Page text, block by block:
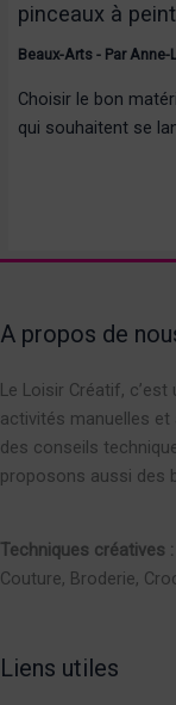
pinceaux à
Beaux-Arts- ParAnne-
Choisir le bon
qui souhaitent se
A propos de
Le Loisir Créatif,
activités manuelles et
des conseils
proposons aussi des
Techniques créatives :
Couture, Broderie,
Liens utiles